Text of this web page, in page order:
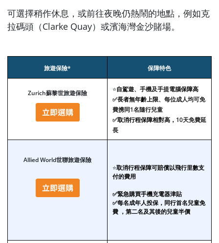
可選擇稍作休息，或前往夜晚仍熱鬧的地點，例如克
拉碼頭（Clarke Quay）或濱海灣金沙賭場。
旅遊保險* 保障特色
Zurich蘇黎世旅遊保險 ⭐自駕遊、手機及手提電腦保障高
✅長者無年齡上限、每位成人均可免
費携同1名隨行兒童
✅取消行程保障相對高， 10天免費延
長
Allied World世聯旅遊保險
⭐取消行程保障可賠償以飛行里數支
付的費用
✅緊急購買手機充電器津貼
✅每名成年人投保，同行首名兒童免
費 ，第二名及其後的兒童半價